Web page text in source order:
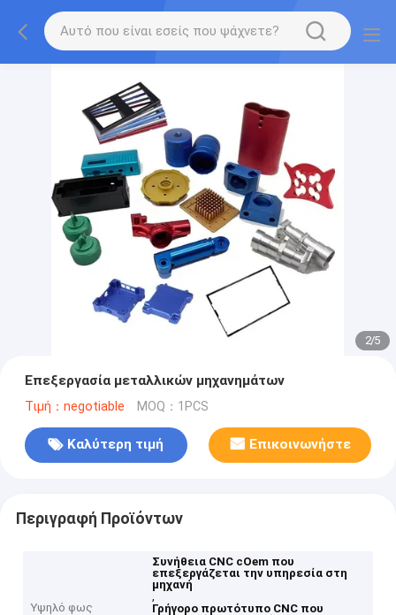
2/5
Επεξεργασία μεταλλικών μηχανημάτων
Τιμή：negotiable MOQ：1PCS
Καλύτερη τιμή Επικοινωνήστε
Περιγραφή Προϊόντων
Υψηλό φως
Συνήθεια CNC cOem που
επεξεργάζεται την υπηρεσία στη
μηχανή
,
Γρήγορο πρωτότυπο CNC που